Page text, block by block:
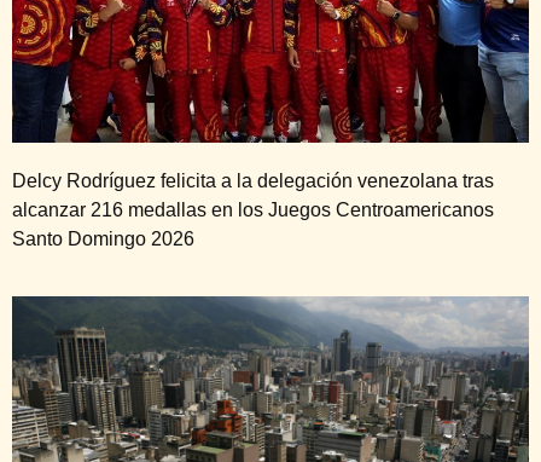
Delcy Rodríguez felicita a la delegación venezolana tras
alcanzar 216 medallas en los Juegos Centroamericanos
Santo Domingo 2026